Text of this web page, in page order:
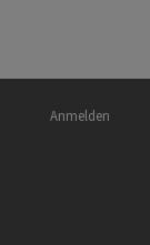
Benutzermenü
Anmelden